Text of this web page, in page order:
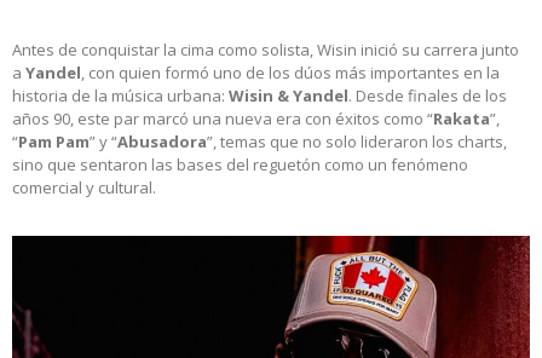
Antes de conquistar la cima como solista, Wisin inició su carrera junto
a Yandel, con quien formó uno de los dúos más importantes en la
historia de la música urbana: Wisin & Yandel. Desde finales de los
años 90, este par marcó una nueva era con éxitos como “Rakata”,
“Pam Pam” y “Abusadora”, temas que no solo lideraron los charts,
sino que sentaron las bases del reguetón como un fenómeno
comercial y cultural.